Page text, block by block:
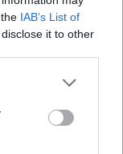
IAB’s List of
it to other
or more Google
You may click to
party tags to
in below Google